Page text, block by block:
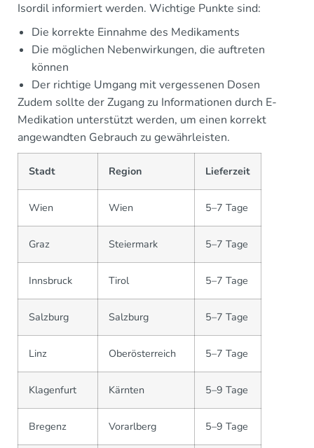
Isordil informiert werden. Wichtige Punkte sind:
Die korrekte Einnahme des Medikaments
Die möglichen Nebenwirkungen, die auftreten
können
Der richtige Umgang mit vergessenen Dosen
Zudem sollte der Zugang zu Informationen durch E-
Medikation unterstützt werden, um einen korrekt
angewandten Gebrauch zu gewährleisten.
Stadt Region Lieferzeit
Wien Wien 5–7 Tage
Graz Steiermark 5–7 Tage
Innsbruck Tirol 5–7 Tage
Salzburg Salzburg 5–7 Tage
Linz Oberösterreich 5–7 Tage
Klagenfurt Kärnten 5–9 Tage
Bregenz Vorarlberg 5–9 Tage